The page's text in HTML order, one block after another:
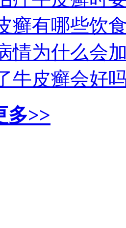
癣有哪些饮
情为什么会
牛皮癣会好
多>>